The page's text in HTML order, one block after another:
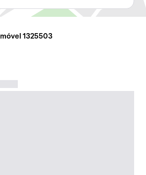
Imóvel 1325503